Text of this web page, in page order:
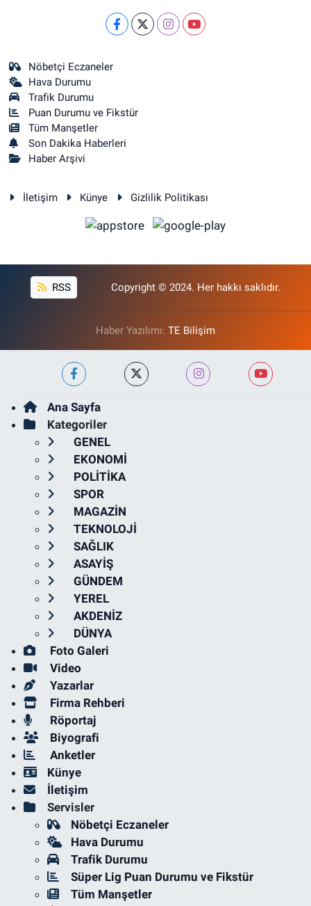
Nöbetçi Eczaneler
Hava Durumu
Trafik Durumu
Puan Durumu ve Fikstür
Tüm Manşetler
Son Dakika Haberleri
Haber Arşivi
İletişim Künye Gizlilik Politikası
RSS Copyright © 2024. Her hakkı saklıdır.
Haber Yazılımı: TE Bilişim
Ana Sayfa
Kategoriler
GENEL
EKONOMİ
POLİTİKA
SPOR
MAGAZİN
TEKNOLOJİ
SAĞLIK
ASAYİŞ
GÜNDEM
YEREL
AKDENİZ
DÜNYA
Foto Galeri
Video
Yazarlar
Firma Rehberi
Röportaj
Biyografi
Anketler
Künye
İletişim
Servisler
Nöbetçi Eczaneler
Hava Durumu
Trafik Durumu
Süper Lig Puan Durumu ve Fikstür
Tüm Manşetler